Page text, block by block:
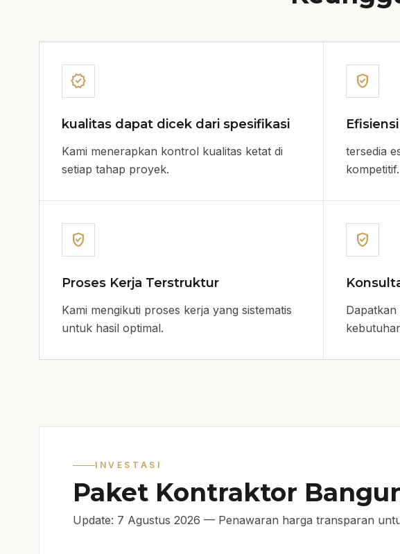
verified
kualitas dapat dicek dari spesifikasi
Kami menerapkan kontrol kualitas ketat di
setiap tahap proyek.
verified_user
tersedia
kompetitif.
verified_user
Proses Kerja Terstruktur
Kami mengikuti proses kerja yang sistematis
untuk hasil optimal.
verified_user
INVESTASI
Paket Kontraktor
Update: 7 Agustus 2026 — Penawaran harga transparan